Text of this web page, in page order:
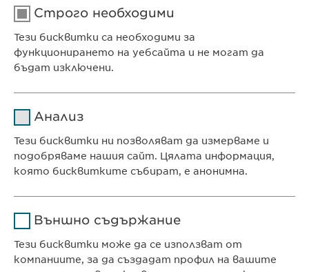
E-mail:contact@ ewopharma.bg ;
info@ewopharma.bg
Ewopharma Ltd
ул. „8-ми декември“ № 13
КОНТАКТ
Строго необходими
Тези бисквитки са необходими за
функционирането на уебсайта и не могат да
бъдат изключени.
Продължителност 1 година
Цел
Съхранява състоянието
бисквитките на
потребителите.
Анализ
Тези бисквитки ни позволяват да измерваме и
подобряваме нашия сайт. Цялата информация,
която бисквитките събират, е анонимна.
Продължителност 1 day
Външно съдържание
Тези бисквитки може да се използват от
компаниите, за да създадат профил на вашите